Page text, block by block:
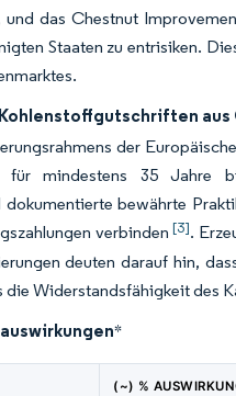
und das Chestnut
Staaten zu entrisiken.
der
mindestens 35 Jahre
dokumentierte bewährte
verbinden[3].
deuten darauf hin,
die Widerstandsfähigkeit des
*
(~) %